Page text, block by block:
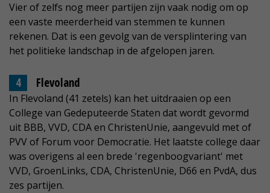
Vier of zelfs nog meer partijen zijn vaak nodig om op
een vaste meerderheid van stemmen te kunnen
rekenen. Dat is een gevolg van de versplintering van
het politieke landschap in de afgelopen jaren.
Flevoland
In Flevoland (41 zetels) kan het uitdraaien op een
College van Gedeputeerde Staten dat wordt gevormd
uit BBB, VVD, CDA en ChristenUnie, aangevuld met of
PVV of Forum voor Democratie. Het laatste college daar
was overigens al een brede 'regenboogvariant' met
VVD, GroenLinks, CDA, ChristenUnie, D66 en PvdA, dus
zes partijen.